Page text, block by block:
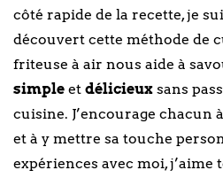
côté rapide de la recette, je
découvert cette méthode de
friteuse à air nous aide à
simple et délicieux sans
cuisine. J’encourage chacun
et à y mettre sa touche
expériences avec moi,